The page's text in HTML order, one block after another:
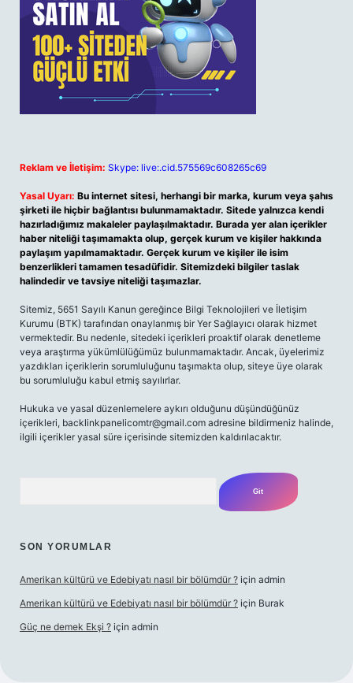
Reklam ve İletişim: Skype: live:.cid.575569c608265c69
Yasal Uyarı: Bu internet sitesi, herhangi bir marka, kurum veya şahıs
şirketi ile hiçbir bağlantısı bulunmamaktadır. Sitede yalnızca kendi
hazırladığımız makaleler paylaşılmaktadır. Burada yer alan içerikler
haber niteliği taşımamakta olup, gerçek kurum ve kişiler hakkında
paylaşım yapılmamaktadır. Gerçek kurum ve kişiler ile isim
benzerlikleri tamamen tesadüfidir. Sitemizdeki bilgiler taslak
halindedir ve tavsiye niteliği taşımazlar.
Sitemiz, 5651 Sayılı Kanun gereğince Bilgi Teknolojileri ve İletişim
Kurumu (BTK) tarafından onaylanmış bir Yer Sağlayıcı olarak hizmet
vermektedir. Bu nedenle, sitedeki içerikleri proaktif olarak denetleme
veya araştırma yükümlülüğümüz bulunmamaktadır. Ancak, üyelerimiz
yazdıkları içeriklerin sorumluluğunu taşımakta olup, siteye üye olarak
bu sorumluluğu kabul etmiş sayılırlar.
Hukuka ve yasal düzenlemelere aykırı olduğunu düşündüğünüz
içerikleri, backlinkpanelicomtr@gmail.com adresine bildirmeniz halinde,
ilgili içerikler yasal süre içerisinde sitemizden kaldırılacaktır.
SON YORUMLAR
Amerikan kültürü ve Edebiyatı nasıl bir bölümdür ? için admin
Amerikan kültürü ve Edebiyatı nasıl bir bölümdür ? için Burak
Güç ne demek Ekşi ? için admin